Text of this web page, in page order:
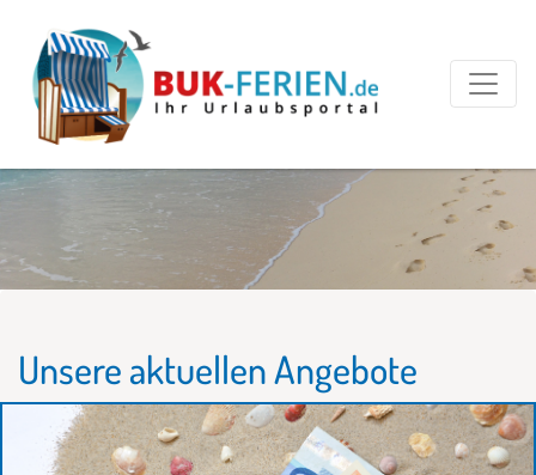
Unsere aktuellen Angebote